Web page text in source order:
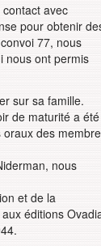
avec
pour obtenir
77, nous
nous ont permis
sur sa famille.
de maturité a été
oraux des
nous
et de la
éditions